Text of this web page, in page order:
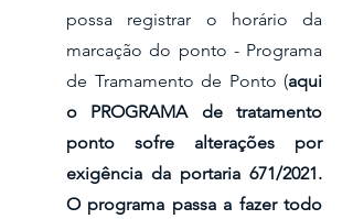
possa registrar o horário da
marcação do ponto - Programa
de Tramamento de Ponto (aqui
o PROGRAMA de tratamento
ponto sofre alterações por
exigência da portaria 671/2021.
O programa passa a fazer todo